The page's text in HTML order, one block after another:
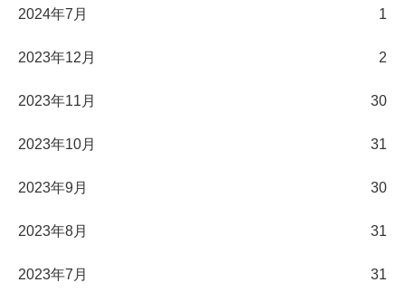
2024年7月 1
2023年12月 2
2023年11月 30
2023年10月 31
2023年9月 30
2023年8月 31
2023年7月 31